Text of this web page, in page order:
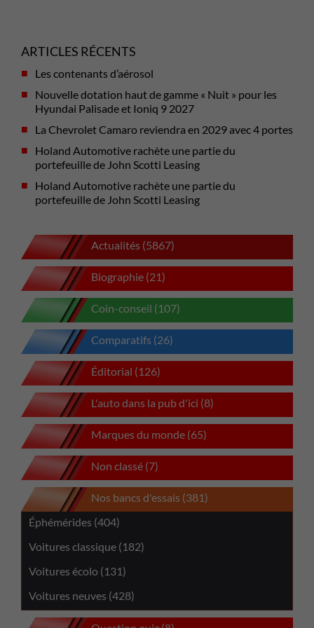
ARTICLES RÉCENTS
Les contenants d’aérosol
Nouvelle dotation haut de gamme « Nuit » pour les
Hyundai Palisade et Ioniq 9 2027
La Chevrolet Camaro reviendra en 2029 avec 4 portes
Holand Automotive rachète une partie du
portefeuille de John Scotti Leasing
Holand Automotive rachète une partie du
portefeuille de John Scotti Leasing
Actualités (5867)
Biographie (21)
Coin-conseil (107)
Comparatifs (26)
Éditorial (126)
L'auto dans la pub d'ici (8)
Marques du monde (65)
Non classé (7)
Nos bancs d'essais (381)
Éphémérides (404)
Voitures classique (182)
Voitures écolo (131)
Voitures neuves (428)